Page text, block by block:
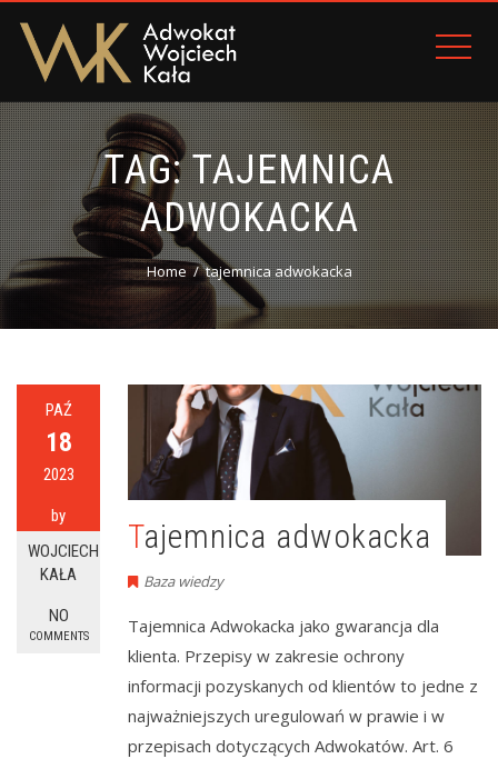
TAG:TAJEMNICA
ADWOKACKA
Home tajemnica adwokacka
PAŹ
18
2023
by
WOJCIECH
KAŁA
NO
COMMENTS
Tajemnica adwokacka
Baza wiedzy
Tajemnica Adwokacka jako gwarancja dla
klienta. Przepisy w zakresie ochrony
informacji pozyskanych od klientów to jedne z
najważniejszych uregulowań w prawie i w
przepisach dotyczących Adwokatów. Art. 6